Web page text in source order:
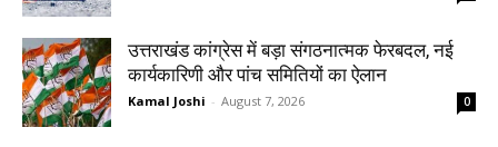
उत्तराखंड कांग्रेस में बड़ा संगठनात्मक फेरबदल, नई
कार्यकारिणी और पांच समितियों का ऐलान
Kamal Joshi - August 7, 2026 0